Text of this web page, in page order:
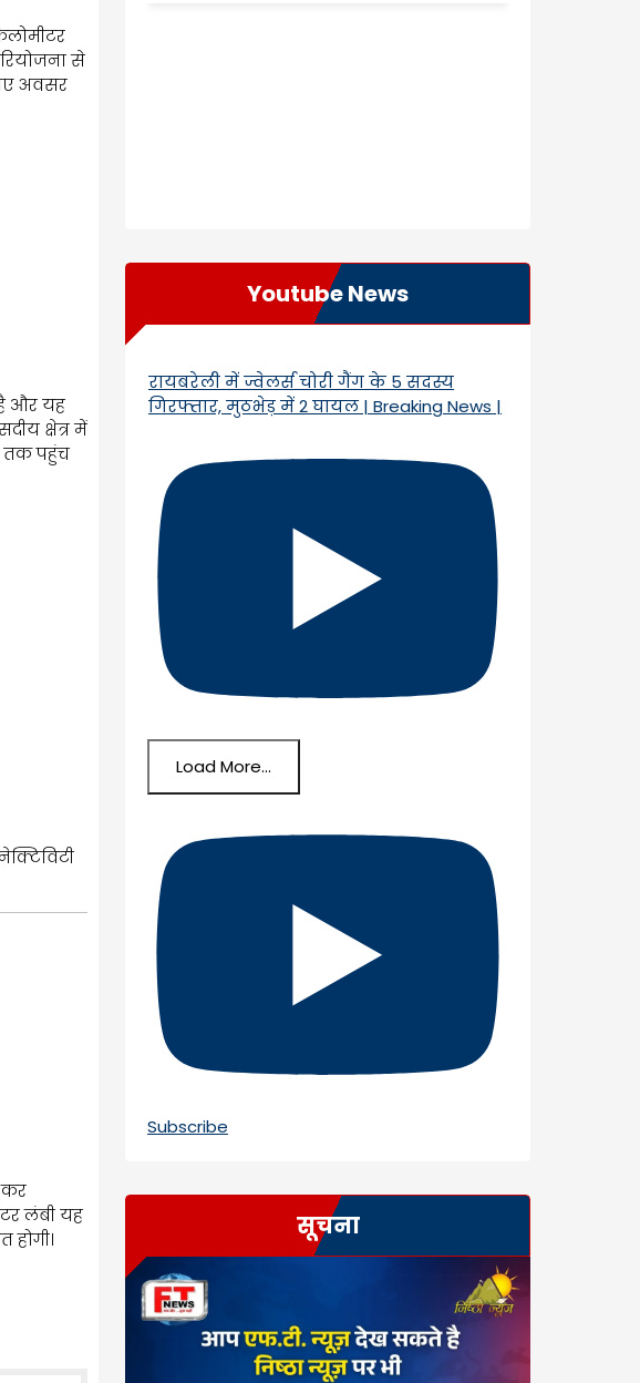
से
अवसर
है और यह
क्षेत्र में
तक पहुंच
कर
लंबी यह
Youtube News
रायबरेली में ज्वेलर्स चोरी गैंग के 5 सदस्य
गिरफ्तार, मुठभेड़ में 2 घायल | Breaking News |
Load More...
Subscribe
सूचना